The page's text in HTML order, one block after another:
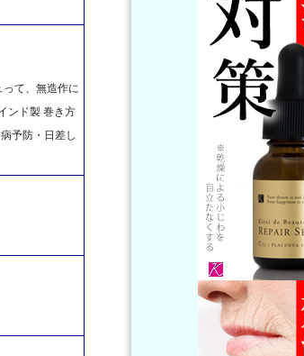
て、無造作に
ンド製 巻き方
予防・日差し